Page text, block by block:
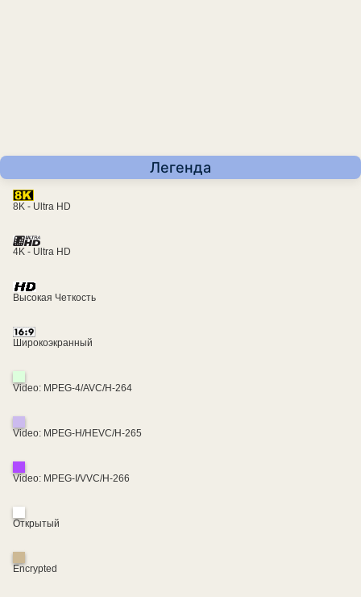
Легенда
8K - Ultra HD
4K - Ultra HD
Высокая Четкость
Широкоэкранный
Video: MPEG-4/AVC/H-264
Video: MPEG-H/HEVC/H-265
Video: MPEG-I/VVC/H-266
Открытый
Encrypted